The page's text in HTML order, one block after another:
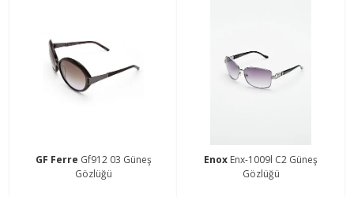
GF Ferre Gf912 03 Güneş
Gözlüğü
Enox Enx-1009l C2 Güneş
Gözlüğü